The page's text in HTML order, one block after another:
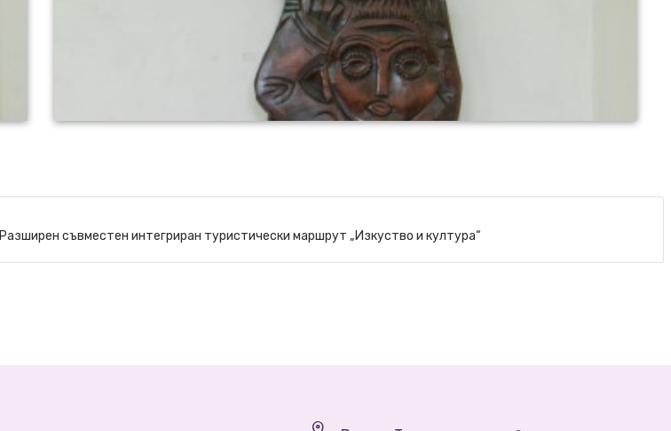
Разширен съвместен интегриран туристически маршрут „Изкуство и култура“